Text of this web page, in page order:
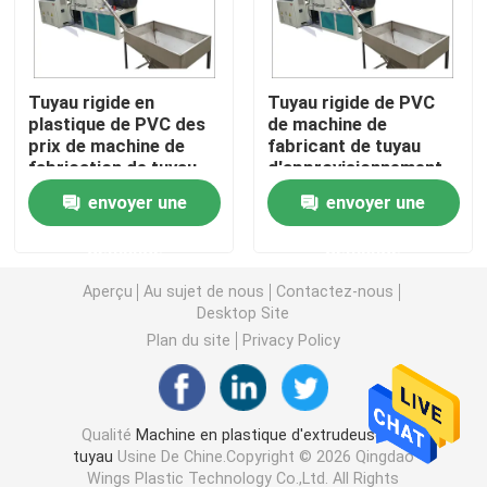
Machine d'extrudeuse de tuyau de PVC
Chaîne de production de tuyau de PPR
Machine d'extrudeuse de tuyau de PE
Machine d'extrusion de bande d'ANIMAL FAMILIER
Pp attachent la chaîne de production
Machine en plastique d'extrudeuse de feuille
Tuyau rigide en
plastique de PVC des
prix de machine de
fabrication de tuyau
de PVC faisant la
machineenvoyer une
Tuyau rigide de PVC
de machine de
fabricant de tuyau
d'approvisionnement
en eau de PVC de
tuyau faisant la
machine
envoyer une
Aperçu Au sujet de nous
Contactez-nous
Desktop Site
Plan du site
Privacy Policy
Qualité Machine en plastique d'extrudeuse de
tuyau Usine De Chine.Copyright © 2026 Qingdao
Wings Plastic Technology Co.,Ltd. All Rights